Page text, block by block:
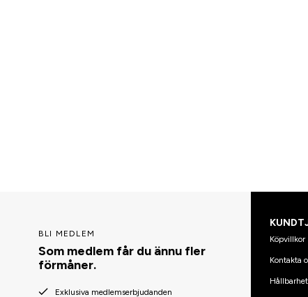
BLI MEDLEM
Som medlem får du ännu fler
förmåner.
Exklusiva medlemserbjudanden
Köpvillkor
Kontakta